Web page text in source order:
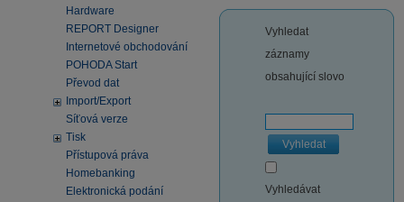
Hardware
REPORT Designer
Internetové obchodování
POHODA Start
Převod dat
Import/Export
Síťová verze
Tisk
Přístupová práva
Homebanking
Elektronická podání
Vyhledat
záznamy
obsahující slovo
Vyhledat
Vyhledávat